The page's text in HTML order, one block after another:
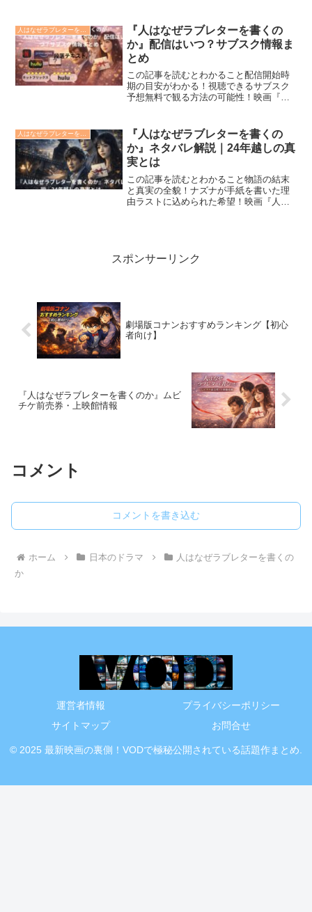
りたい方に向けて最新情報をまとめまし
た。劇場公開を見逃...
『人はなぜラブレターを書くの
か』配信はいつ？サブスク情報ま
とめ
この記事を読むとわかること配信開始時
期の目安がわかる！視聴できるサブスク
予想無料で観る方法の可能性！映画『人
りたい方に向けて最新情報をまとめまし
た。劇場で観られなかった...
人はなぜラブレターを書くのか
『人はなぜラブレターを書くの
か』ネタバレ解説｜24年越しの真
実とは
この記事を読むとわかること物語の結末
と真実の全貌！ナズナが手紙を書いた理
由ラストに込められた希望！映画『人は
スポンサーリンク
劇場版コナンおすすめランキング【初心
者向け】
『人はなぜラブレターを書くのか』ムビ
チケ前売券・上映館情報
コメント
コメントを書き込む
ホーム 日本のドラマ
人はなぜラブレターを書くの
か
運営者情報
プライバシーポリシー
サイトマップ
お問合せ
© 2025 最新映画の裏側！VODで極秘公開されている話題作まとめ.